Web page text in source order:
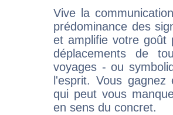
Vive la
prédominance des
et amplifie votre goût
déplacements de
voyages - ou
l'esprit. Vous
qui peut vous
en sens du concret.